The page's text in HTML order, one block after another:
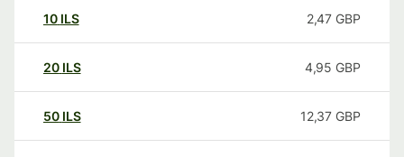
10 ILS 2,47 GBP
20 ILS 4,95 GBP
50 ILS 12,37 GBP